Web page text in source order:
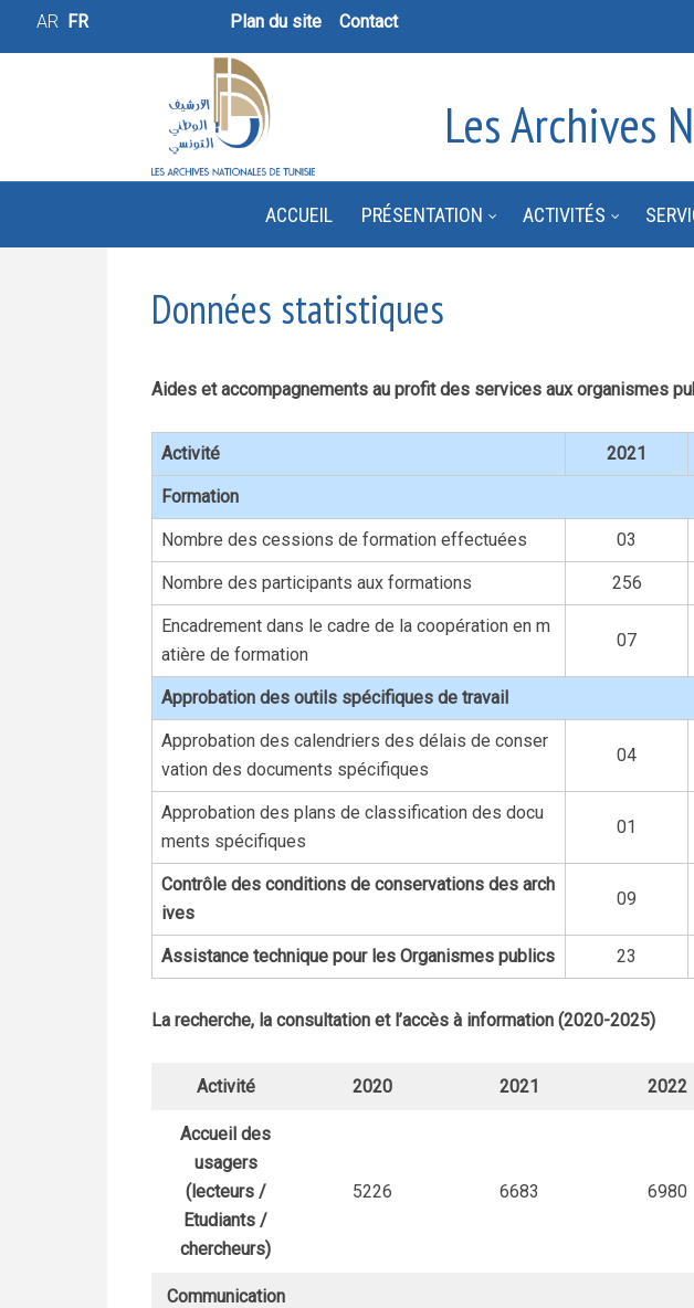
AR FR Plan du site Contact
Les Archives
ACCUEIL PRÉSENTATION ACTIVITÉS
Données statistiques
Aides et accompagnements au profit des services aux organismes
Activité 2021
Formation
Nombre des cessions de formation effectuées 03
Nombre des participants aux formations 256
Encadrement dans le cadre de la coopération en m
atière de formation
07
Approbation des outils spécifiques de travail
Approbation des calendriers des délais de conser
vation des documents spécifiques
04
Approbation des plans de classification des docu
ments spécifiques
01
Contrôle des conditions de conservations des arch
ives
09
Assistance technique pour les Organismes publics 23
La recherche, la consultation et l’accès à information (2020-2025)
Activité 2020 2021 2022
Accueil des
usagers
(lecteurs /
Etudiants /
chercheurs)
5226 6683 6980
Communication